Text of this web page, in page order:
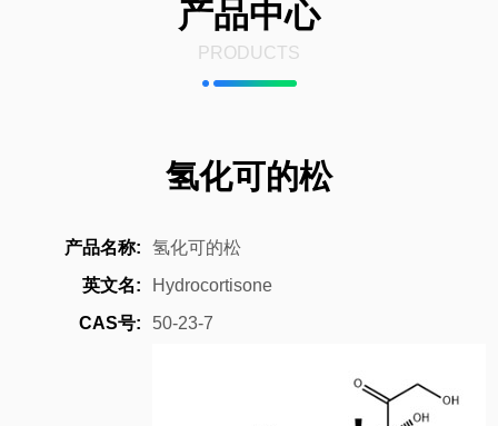
产品中心
PRODUCTS
氢化可的松
产品名称:
氢化可的松
英文名:
Hydrocortisone
CAS号:
50-23-7